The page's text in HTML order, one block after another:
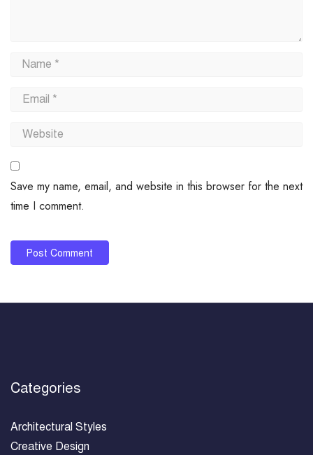
Save my name, email, and website in this browser for the next
time I comment.
Categories
Architectural Styles
Creative Design